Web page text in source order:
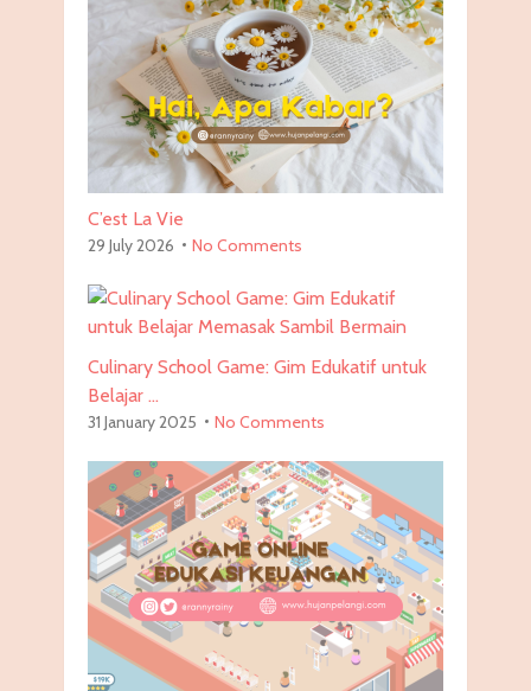
C’est La Vie
29 July 2026 No Comments
Culinary School Game: Gim Edukatif untuk
Belajar …
31 January 2025 No Comments